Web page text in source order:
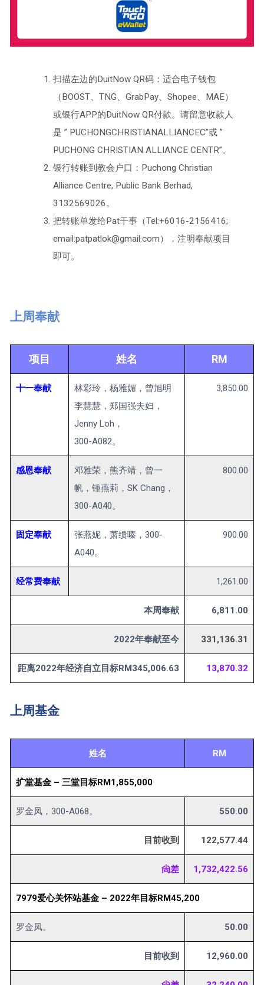
扫描左边的DuitNow QR码：适合电子钱包
（BOOST、TNG、GrabPay、Shopee、MAE）
或银行APP的DuitNow QR付款。请留意收款人
是 ” PUCHONGCHRISTIANALLIANCEC”或 ”
PUCHONG CHRISTIAN ALLIANCE CENTR”。
银行转账到教会户口：Puchong Christian
Alliance Centre, Public Bank Berhad,
3132569026。
把转账单发给Pat干事（Tel:+6016-2156416;
email:patpatlok@gmail.com），注明奉献项目
即可。
上周奉献
项目 姓名 RM
十一奉献
林彩玲，杨雅媚，曾旭明
李慧慧，郑国强夫妇，
Jenny Loh，
300-A082。
3,850.00
感恩奉献
邓雅荣，熊齐靖，曾一
帆，锺燕莉，SK Chang，
300-A040。
800.00
固定奉献
张燕妮，萧缋嗪，300-
A040。
900.00
经常费奉献 1,261.00
本周奉献 6,811.00
2022年奉献至今 331,136.31
距离2022年经济自立目标RM345,006.63 13,870.32
上周基金
姓名 RM
扩堂基金 – 三堂目标RM1,855,000
罗金凤，300-A068。 550.00
目前收到 122,577.44
尙差 1,732,422.56
7979爱心关怀站基金 – 2022年目标RM45,200
罗金凤。 50.00
目前收到 12,960.00